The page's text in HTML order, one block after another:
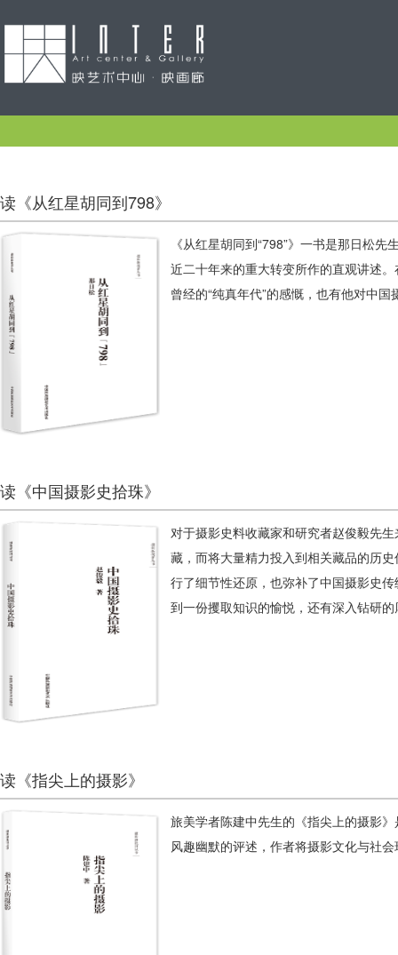
读《从红星胡同到798》
《从红星胡同到“798”》一书是那日松
近二十年来的重大转变所作的直观讲述
曾经的“纯真年代”的感慨，也有他对中国
读《中国摄影史拾珠》
对于摄影史料收藏家和研究者赵俊毅先
藏，而将大量精力投入到相关藏品的历
行了细节性还原，也弥补了中国摄影史
到一份攫取知识的愉悦，还有深入钻研
读《指尖上的摄影》
旅美学者陈建中先生的《指尖上的摄影
风趣幽默的评述，作者将摄影文化与社